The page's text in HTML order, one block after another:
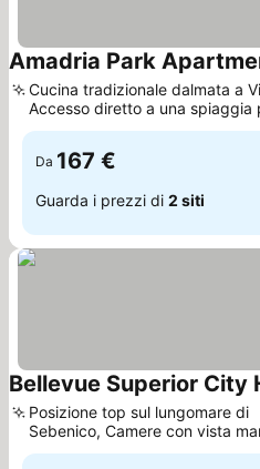
Amadria Park
Cucina tradizionale dalmata a
Accesso diretto a una spiaggia
Da 167 €
Guarda i prezzi di 2 siti
Bellevue Superior City
Posizione top sul lungomare di
Sebenico, Camere con vista
panoramica